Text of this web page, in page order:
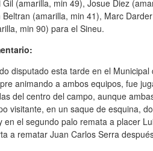
Gil (amarilla, min 49), Josue Diez
Beltran (amarilla, min 41), Marc
min 90) para el Sineu.
disputado esta tarde en el
animando a ambos equipos, fue
del centro del campo, aunque
visitante, en un saque de esquina,
en el segundo palo remata a placer
a rematar Juan Carlos Serra